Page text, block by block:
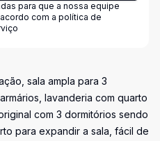
para que a nossa equipe
com a política de
sala ampla para 3
lavanderia com quarto
com 3 dormitórios sendo
para expandir a sala, fácil de